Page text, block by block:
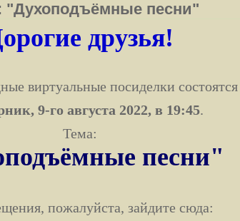
"Духоподъёмные песни"
друзья!
виртуальные посиделки состоятся
9-го августа 2022, в 19:45.
Тема:
песни"
пожалуйста, зайдите сюда: